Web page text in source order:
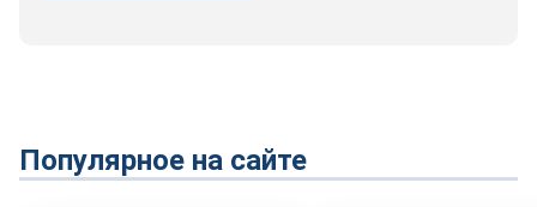
Популярное на сайте